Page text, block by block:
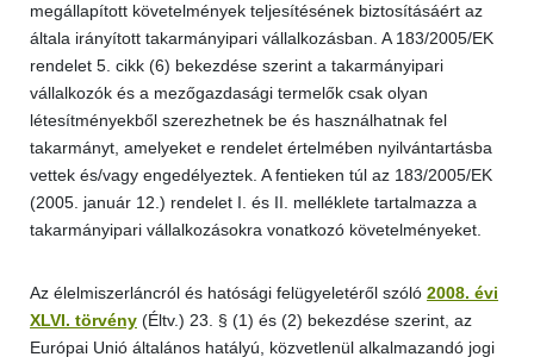
megállapított követelmények teljesítésének biztosításáért az
általa irányított takarmányipari vállalkozásban. A 183/2005/EK
rendelet 5. cikk (6) bekezdése szerint a takarmányipari
vállalkozók és a mezőgazdasági termelők csak olyan
létesítményekből szerezhetnek be és használhatnak fel
takarmányt, amelyeket e rendelet értelmében nyilvántartásba
vettek és/vagy engedélyeztek. A fentieken túl az 183/2005/EK
(2005. január 12.) rendelet I. és II. melléklete tartalmazza a
takarmányipari vállalkozásokra vonatkozó követelményeket.
Az élelmiszerláncról és hatósági felügyeletéről szóló 2008. évi
XLVI. törvény (Éltv.) 23. § (1) és (2) bekezdése szerint, az
Európai Unió általános hatályú, közvetlenül alkalmazandó jogi